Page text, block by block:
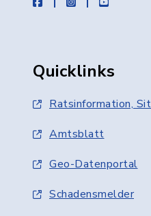
Quicklinks
Ratsinformation,
Amtsblatt
Geo-Datenportal
Schadensmelder